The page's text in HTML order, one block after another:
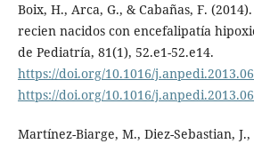
Boix, H., Arca, G., & Cabañas, F.
recien nacidos con encefalipatía
de Pediatría, 81(1), 52.e1-52.e14.
https://doi.org/10.1016/
https://doi.org/10.1016/
Martínez-Biarge, M., Diez-Sebastian,